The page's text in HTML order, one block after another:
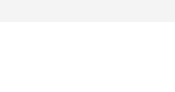
escultora
la conciencia